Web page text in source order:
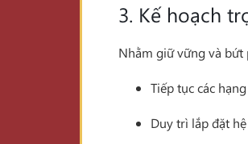
3. Kế hoạch
Nhằm giữ vững và bứt
Tiếp tục các
Duy trì lắp đặt